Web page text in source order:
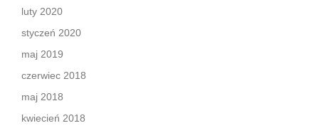
luty 2020
styczeń 2020
maj 2019
czerwiec 2018
maj 2018
kwiecień 2018